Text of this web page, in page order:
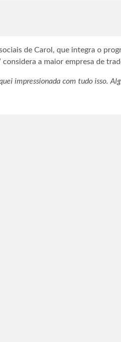
de Carol, que integra o
a maior empresa de
impressionada com tudo isso.